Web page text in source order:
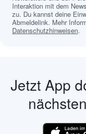
Interaktion mit dem
zu. Du kannst deine
Abmeldelink. Mehr
Datenschutzhinweisen.
Jetzt App
nächsten